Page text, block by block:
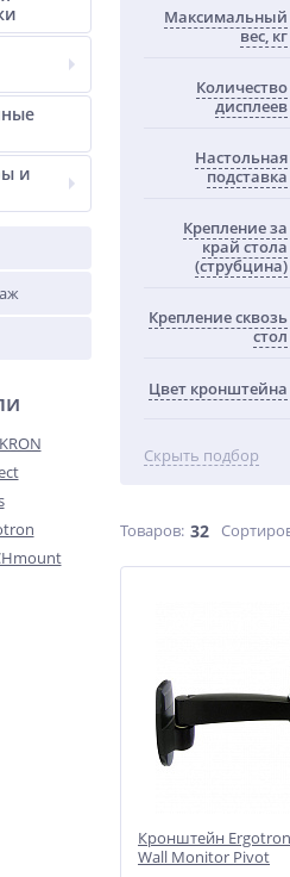
и
Максимальный
вес, кг
Количество
дисплеев
Настольная
подставка
Крепление за
край стола
(струбцина)
Крепление сквозь
стол
Цвет кронштейна
Скрыть подбор
Товаров: 32
Кронштейн Ergotron
Wall Monitor Pivot